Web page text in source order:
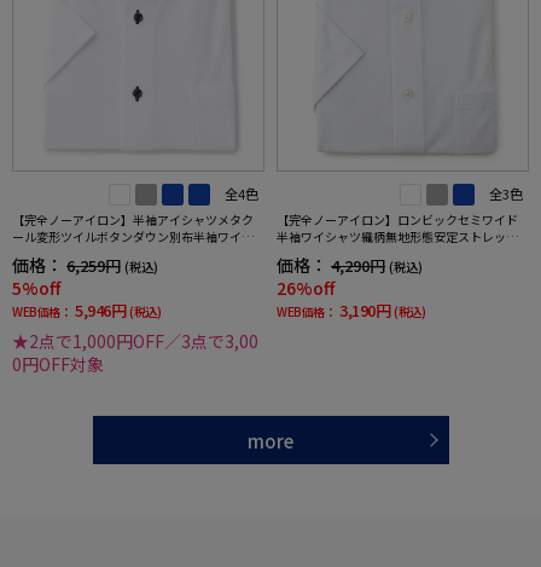
全4色
【完全ノーアイロン】半袖アイシャツメタク
ール変形ツイルボタンダウン別布半袖ワイシ
夏
価格： 6,259円 (税込)
5%off
WEB価格： 5,946円 (税込)
★2点で1,000円OFF／3点で3,00
0円OFF対象
全3色
【完全ノーアイロン】ロンビックセミワイド
半袖ワイシャツ織柄無地形態安定ストレッチ
価格： 4,290円 (税込)
26%off
WEB価格： 3,190円 (税込)
more